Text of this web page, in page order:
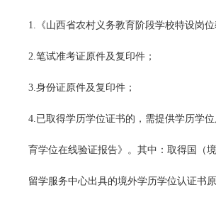
1.《山西省农村义务教育阶段学校特设岗
2.笔试准考证原件及复印件；
3.身份证原件及复印件；
4.已取得学历学位证书的，需提供学历学
育学位在线验证报告》。其中：取得国（
留学服务中心出具的境外学历学位认证书